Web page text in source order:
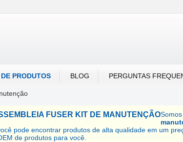
PRODUTOS BLOG PERGUNTAS
FUSER KIT DE MANUTENÇÃO
pode encontrar produtos de alta qualidade em um
de produtos para você.